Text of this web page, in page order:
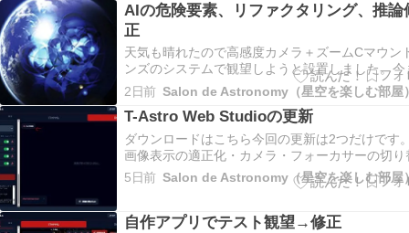
AIの危険要素、リファクタリング、推論
正
天気も晴れたので高感度カメラ＋ズームCマウン
ンズのシステムで観望しようと設置しました。今
にかなり修正しているので不具合がないと思いき
またもや指示以外
2日前 Salon de Astronomy（星空を楽しむ部屋
T-Astro Web Studioの更新
ダウンロードはこちら今回の更新は2つだけです
画像表示の適正化・カメラ・フォーカサーの切り
（それぞれ2台まで）更新方法はいつも通りdist
ダを入れ替えるだ
5日前 Salon de Astronomy（星空を楽しむ部屋
自作アプリでテスト観望→修正